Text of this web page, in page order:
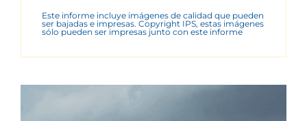
Este informe incluye imágenes de calidad que pueden
ser bajadas e impresas. Copyright IPS, estas imágenes
sólo pueden ser impresas junto con este informe